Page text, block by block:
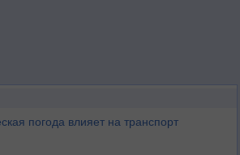
погода влияет на транспорт